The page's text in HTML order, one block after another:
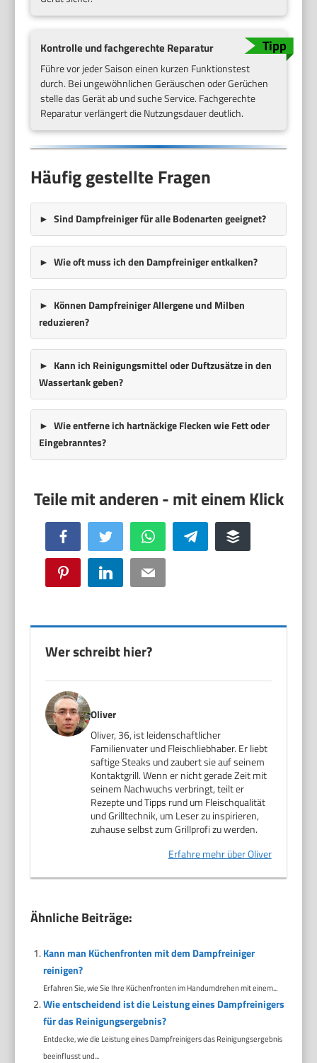
Kontrolle und fachgerechte Reparatur
Führe vor jeder Saison einen kurzen Funktionstest
durch. Bei ungewöhnlichen Geräuschen oder Gerüchen
stelle das Gerät ab und suche Service. Fachgerechte
Reparatur verlängert die Nutzungsdauer deutlich.
Häufig gestellte Fragen
Sind Dampfreiniger für alle Bodenarten geeignet?
Wie oft muss ich den Dampfreiniger entkalken?
Können Dampfreiniger Allergene und Milben
reduzieren?
Kann ich Reinigungsmittel oder Duftzusätze in den
Wassertank geben?
Wie entferne ich hartnäckige Flecken wie Fett oder
Eingebranntes?
Facebook Twitter WhatsApp Telegram Buffer
Pinterest LinkedIn Email
Wer schreibt hier?
Oliver
Oliver, 36, ist leidenschaftlicher
Familienvater und Fleischliebhaber. Er liebt
saftige Steaks und zaubert sie auf seinem
Kontaktgrill. Wenn er nicht gerade Zeit mit
seinem Nachwuchs verbringt, teilt er
Rezepte und Tipps rund um Fleischqualität
und Grilltechnik, um Leser zu inspirieren,
zuhause selbst zum Grillprofi zu werden.
Erfahre mehr über Oliver
Ähnliche Beiträge:
Kann man Küchenfronten mit dem Dampfreiniger
reinigen?
Erfahren Sie, wie Sie Ihre Küchenfronten im Handumdrehen mit einem...
Wie entscheidend ist die Leistung eines Dampfreinigers
für das Reinigungsergebnis?
Entdecke, wie die Leistung eines Dampfreinigers das Reinigungsergebnis
beeinflusst und...